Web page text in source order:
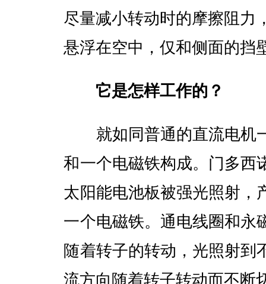
尽量减小转动时的摩擦阻力
悬浮在空中，仅和侧面的挡
它是怎样工作的？
就如同普通的直流电机
和一个电磁铁构成。门多西
太阳能电池板被强光照射，
一个电磁铁。通电线圈和永
随着转子的转动，光照射到
流方向随着转子转动而不断